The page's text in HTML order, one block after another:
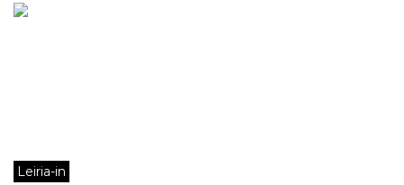
Leiria-in